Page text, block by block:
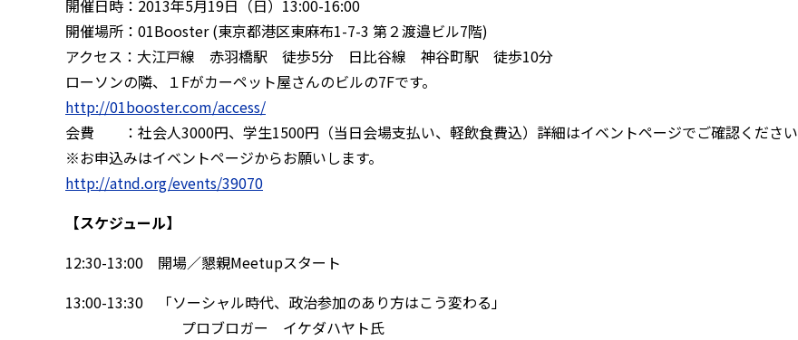
開催日時：2013年5月19日（日）13:00-16:00
開催場所：01Booster (東京都港区東麻布1-7-3 第２渡邉ビル7階)
アクセス：大江戸線 赤羽橋駅 徒歩5分 日比谷線 神谷町駅 徒歩10分
ローソンの隣、１Fがカーペット屋さんのビルの7Fです。
http://01booster.com/access/
会費 ：社会人3000円、学生1500円（当日会場支払い、軽飲食費込）詳細はイベントページでご確認ください
※お申込みはイベントページからお願いします。
http://atnd.org/events/39070
【スケジュール】
12:30-13:00 開場／懇親Meetupスタート
13:00-13:30 「ソーシャル時代、政治参加のあり方はこう変わる」
プロブロガー イケダハヤト氏